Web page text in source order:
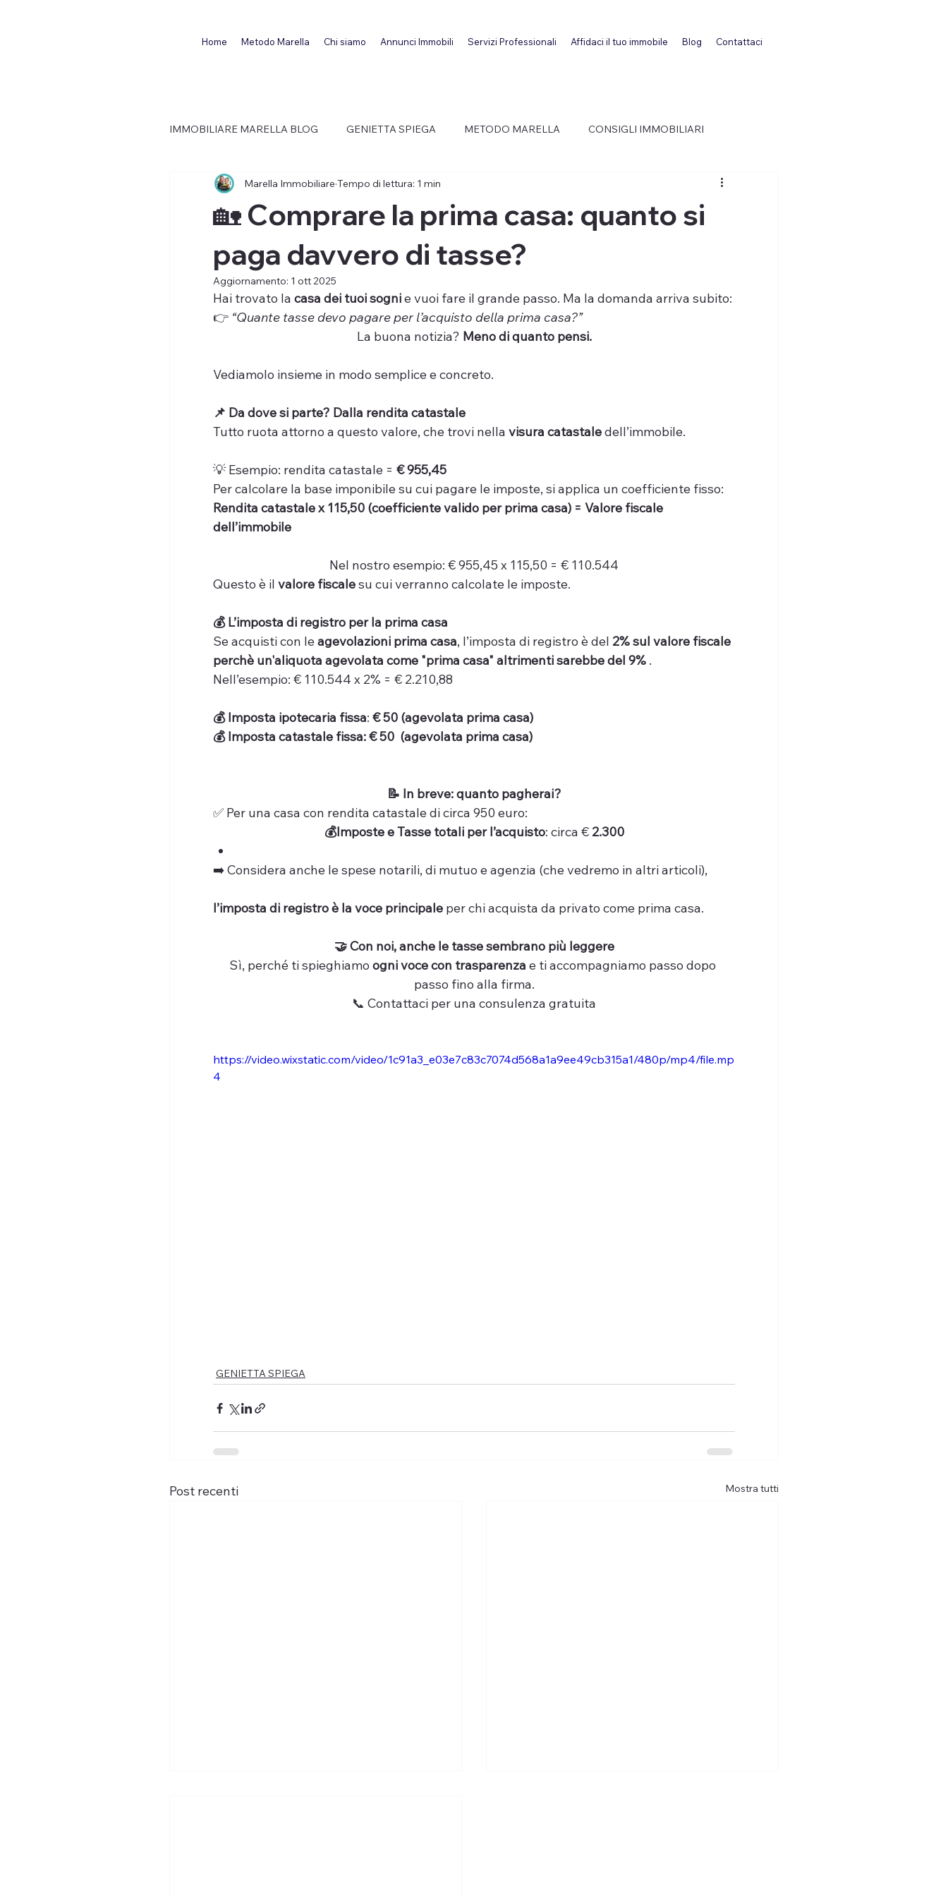
Home Metodo Marella Chi siamo Annunci Immobili Servizi Professionali Affidaci il tuo immobile Blog Contattaci
IMMOBILIARE MARELLA BLOG GENIETTA SPIEGA METODO MARELLA CONSIGLI IMMOBILIARI
MUTUO CASA MARELLA AFFITTI
🏡 Comprare la prima casa: quanto si
paga davvero di tasse?
Marella Immobiliare Tempo di lettura: 1 min
Aggiornamento: 1 ott 2025
Hai trovato la casa dei tuoi sogni e vuoi fare il grande passo. Ma la domanda arriva subito:
👉 “Quante tasse devo pagare per l’acquisto della prima casa?”
La buona notizia? Meno di quanto pensi.
Vediamolo insieme in modo semplice e concreto.
📌 Da dove si parte? Dalla rendita catastale
Tutto ruota attorno a questo valore, che trovi nella visura catastale dell’immobile.
💡 Esempio: rendita catastale = € 955,45
Per calcolare la base imponibile su cui pagare le imposte, si applica un coefficiente fisso:
Rendita catastale x 115,50 (coefficiente valido per prima casa) = Valore fiscale
dell’immobile
Nel nostro esempio: € 955,45 x 115,50 = € 110.544
Questo è il valore fiscale su cui verranno calcolate le imposte.
💰 L’imposta di registro per la prima casa
Se acquisti con le agevolazioni prima casa, l’imposta di registro è del 2% sul valore fiscale
perchè un'aliquota agevolata come "prima casa" altrimenti sarebbe del 9% .
Nell’esempio: € 110.544 x 2% = € 2.210,88
💰 Imposta ipotecaria fissa: € 50 (agevolata prima casa)
💰 Imposta catastale fissa: € 50  (agevolata prima casa)
📝 In breve: quanto pagherai?
✅ Per una casa con rendita catastale di circa 950 euro:
💰Imposte e Tasse totali per l’acquisto: circa € 2.300
➡️ Considera anche le spese notarili, di mutuo e agenzia (che vedremo in altri articoli),
l’imposta di registro è la voce principale per chi acquista da privato come prima casa.
🤝 Con noi, anche le tasse sembrano più leggere
Sì, perché ti spieghiamo ogni voce con trasparenza e ti accompagniamo passo dopo
passo fino alla firma.
📞 Contattaci per una consulenza gratuita
https://video.wixstatic.com/video/1c91a3_e03e7c83c7074d568a1a9ee49cb315a1/480p/mp4/file.mp
4
GENIETTA SPIEGA
Post recenti Mostra tutti